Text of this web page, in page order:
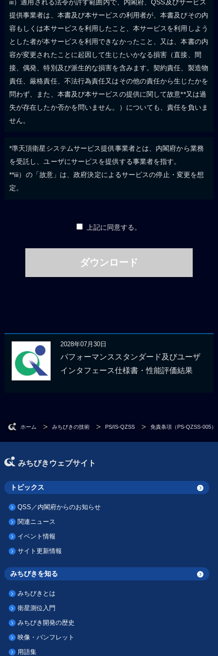
iii）適用される法令が許す範囲内で、内閣府、QSS及びサービス
提供事業者は、本書及び本サービスの利用者が、本書及びその内
容もしくは本サービスを利用したこと、本サービスを利用しよう
とした者が本サービスを利用できなかったこと、又は、本書の内
容が変更されたことに起因して生じたいかなる損害（直接、間
接、偶発、特別及び派生的な損害を含みます。契約責任、製造物
責任、厳格責任、不法行為責任又はその他の責任から生じたかを
問わず、また、本書及び本サービスの提供に関して故意**又は過
失が存在したか否かを問いません。）についても、責任を負いま
せん。
*準天頂衛星システムサービス提供事業者とは、内閣府から業務
を受託し、ユーザにサービスを提供する事業者を指す。
**iii）の「故意」は、政府決定によるサービスの停止・変更を想
定。
上記に同意する。
2028年07月30日
パフォーマンススタンダード及びユーザ
インタフェース仕様書・性能評価結果
ホーム みちびきの技術 PS/IS-QZSS 免責条項（PS-QZSS-005）
みちびきウェブサイト
トピックス
QSS／内閣府からのお知らせ
関連ニュース
イベント情報
サイト更新情報
みちびきを知る
みちびきとは
衛星測位入門
みちびき開発の歴史
映像・パンフレット
用語集